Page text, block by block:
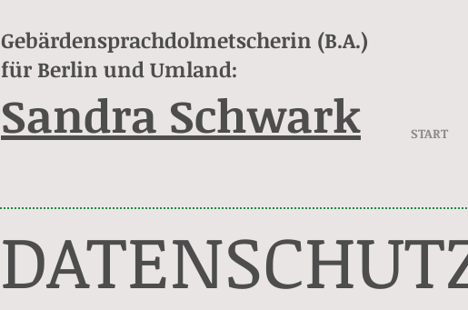
Gebärdensprachdolmetscherin (B.A.)
für Berlin und Umland:
Sandra Schwark START